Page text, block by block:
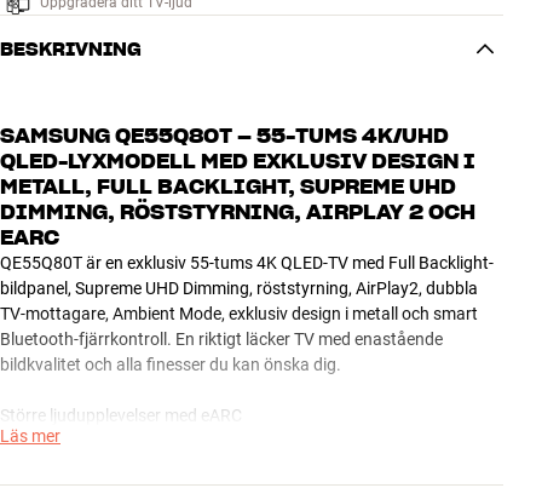
BESKRIVNING
SAMSUNG QE55Q80T – 55-TUMS 4K/UHD
QLED-LYXMODELL MED EXKLUSIV DESIGN I
METALL, FULL BACKLIGHT, SUPREME UHD
DIMMING, RÖSTSTYRNING, AIRPLAY 2 OCH
EARC
QE55Q80T är en exklusiv 55-tums 4K QLED-TV med Full Backlight-
bildpanel, Supreme UHD Dimming, röststyrning, AirPlay2, dubbla
TV-mottagare, Ambient Mode, exklusiv design i metall och smart
Bluetooth-fjärrkontroll. En riktigt läcker TV med enastående
bildkvalitet och alla finesser du kan önska dig.
Större ljudupplevelser med eARC
Bland årets nyheter i QE55Q80T hittar du eARC, så du via den
Läs mer